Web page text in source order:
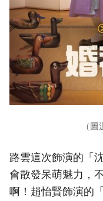
（
路雲這次飾演的「
會散發呆萌魅力，
啊！趙怡賢飾演的